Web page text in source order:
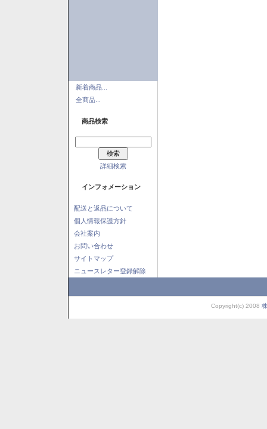
新着商品...
全商品...
商品検索
詳細検索
インフォメーション
配送と返品について
個人情報保護方針
会社案内
お問い合わせ
サイトマップ
ニュースレター登録解除
Copyright(c) 2008